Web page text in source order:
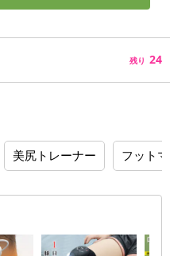
残り 24
美尻トレーナー フット